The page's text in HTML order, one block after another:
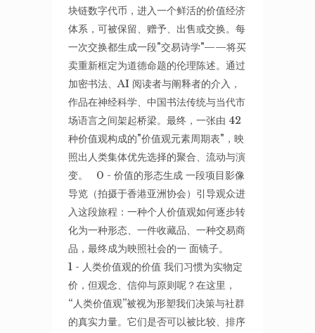
块链数字代币，进入一个鲜活的价值经济
体系，可被保留、赠予、出售或交换。每
一次交换都生成一段"交易诗学"——将买
卖重新框定为道德命题的伦理陈述。通过
加密书法、AI 阅读者与阐释者的介入，
作品在神经科学、中国书法传统与当代市
场语言之间架起桥梁。最终，一张由 42
种价值观构成的"价值观元素周期表"，映
照出人类集体优先选择的聚合、流动与演
变。 0 - 价值的形态生成 一段项目影像
导览（拍摄于香港亚洲协会）引导观众进
入这段旅程：一种个人价值观如何逐步转
化为一种形态、一件收藏品、一种交易商
品，最终成为映照社会的一 面镜子。
1 - 人类价值观的价值 我们习惯为实物定
价，但观念、信仰与原则呢？在这里，
“人类价值观”被视为形塑我们决策与社群
的真实力量。它们是否可以被比较、排序